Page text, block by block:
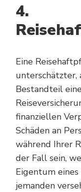
4.
Eine
unterschätzter,
Bestandteil
finanziellen
Schäden an
während Ihrer
der Fall sein,
Eigentum
jemanden